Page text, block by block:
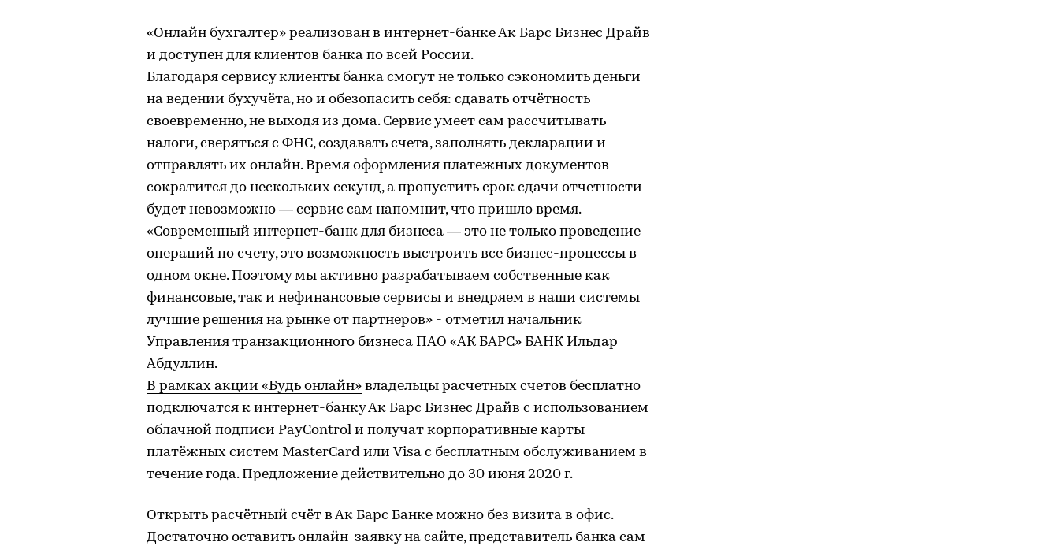
«Онлайн бухгалтер» реализован в интернет-банке Ак Барс Бизнес Драйв
и доступен для клиентов банка по всей России.
Благодаря сервису клиенты банка смогут не только сэкономить деньги
на ведении бухучёта, но и обезопасить себя: сдавать отчётность
своевременно, не выходя из дома. Сервис умеет сам рассчитывать
налоги, сверяться с ФНС, создавать счета, заполнять декларации и
отправлять их онлайн. Время оформления платежных документов
сократится до нескольких секунд, а пропустить срок сдачи отчетности
будет невозможно — сервис сам напомнит, что пришло время.
«Современный интернет-банк для бизнеса — это не только проведение
операций по счету, это возможность выстроить все бизнес-процессы в
одном окне. Поэтому мы активно разрабатываем собственные как
финансовые, так и нефинансовые сервисы и внедряем в наши системы
лучшие решения на рынке от партнеров» - отметил начальник
Управления транзакционного бизнеса ПАО «АК БАРС» БАНК Ильдар
Абдуллин.
В рамках акции «Будь онлайн» владельцы расчетных счетов бесплатно
подключатся к интернет-банку Ак Барс Бизнес Драйв с использованием
облачной подписи PayControl и получат корпоративные карты
платёжных систем MasterCard или Visa с бесплатным обслуживанием в
течение года. Предложение действительно до 30 июня 2020 г.
Открыть расчётный счёт в Ак Барс Банке можно без визита в офис.
Достаточно оставить онлайн-заявку на сайте, представитель банка сам